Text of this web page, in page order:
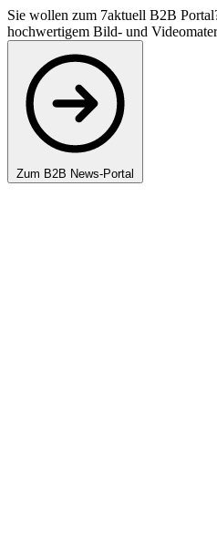
Sie wollen zum 7aktuell B2B
hochwertigem Bild- und
Zum B2B News-Portal